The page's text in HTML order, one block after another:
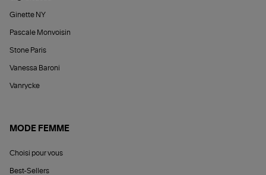
Ginette NY
Pascale Monvoisin
Stone Paris
Vanessa Baroni
Vanrycke
MODE FEMME
Choisi pour vous
Best-Sellers